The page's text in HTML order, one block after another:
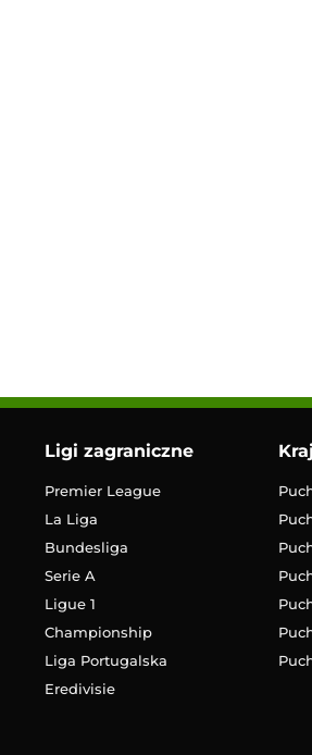
Ligi zagraniczne
Premier League
La Liga
Bundesliga
Serie A
Ligue 1
Championship
Liga Portugalska
Eredivisie